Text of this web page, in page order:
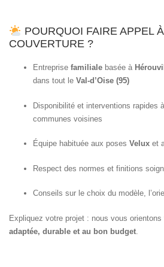
POURQUOI FAIRE APPEL
COUVERTURE ?
Entreprise familiale basée à
dans tout le Val-d’Oise (95)
Disponibilité et interventions rapides à
communes voisines
Équipe habituée aux poses Velux et
Respect des normes et finitions
Conseils sur le choix du modèle,
Expliquez votre projet : nous vous orientons
adaptée, durable et au bon budget